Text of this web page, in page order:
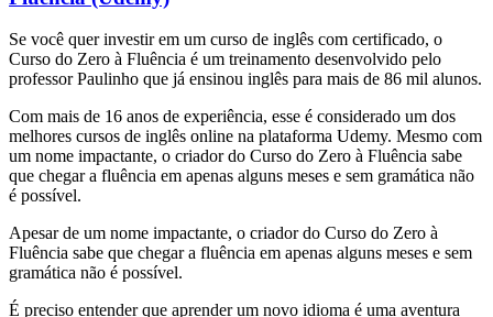
Se você quer investir em um curso de inglês com certificado, o
Curso do Zero à Fluência é um treinamento desenvolvido pelo
professor Paulinho que já ensinou inglês para mais de 86 mil alunos.
Com mais de 16 anos de experiência, esse é considerado um dos
melhores cursos de inglês online na plataforma Udemy. Mesmo com
um nome impactante, o criador do Curso do Zero à Fluência sabe
que chegar a fluência em apenas alguns meses e sem gramática não
é possível.
Apesar de um nome impactante, o criador do Curso do Zero à
Fluência sabe que chegar a fluência em apenas alguns meses e sem
gramática não é possível.
É preciso entender que aprender um novo idioma é uma aventura